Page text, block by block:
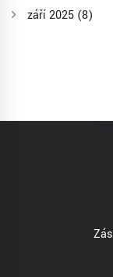
září 2025 (8)